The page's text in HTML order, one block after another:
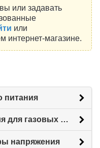
или задавать
или
интернет-магазине.
питания
Стабилизаторы напряжения для газовых котлов
напряжения